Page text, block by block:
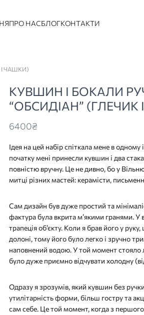
ПРО НАСБЛОГКОНТАКТИ
ЧАШКИ)
КУВШИН І БОКАЛИ
“ОБСИДІАН” (ГЛЕЧИК
6400₴
Ідея на цей набір спіткала мене в
початку мені принесли кувшин і два
повністю вручну. Це не дивно, бо у
митці різних мастей: керамісти,
Сам дизайн був дуже простий та
фактура була вкрита м’якими гранями. У
трапеція об’єкту. Коли я брав його у
долоні, тому його було легко і зручно
наповнений водою. У той момент стояло
було дуже приємно відчувати холодну
Одразу я зрозумів, який кувшин без
утилітарність форми, більш гостру та
сам себе. Це той момент, когда з